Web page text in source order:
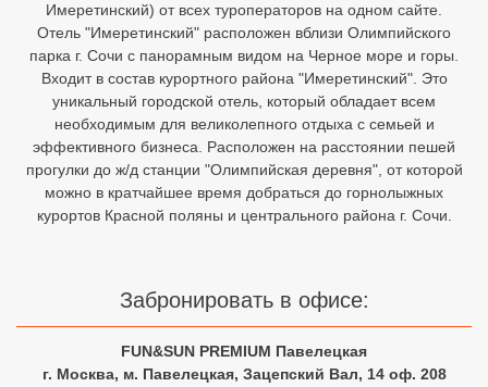
Имеретинский) от всех туроператоров на одном сайте.
Отель "Имеретинский" расположен вблизи Олимпийского
парка г. Сочи с панорамным видом на Черное море и горы.
Входит в состав курортного района "Имеретинский". Это
уникальный городской отель, который обладает всем
необходимым для великолепного отдыха с семьей и
эффективного бизнеса. Расположен на расстоянии пешей
прогулки до ж/д станции "Олимпийская деревня", от которой
можно в кратчайшее время добраться до горнолыжных
курортов Красной поляны и центрального района г. Сочи.
Забронировать в офисе:
FUN&SUN PREMIUM Павелецкая
г. Москва, м. Павелецкая, Зацепский Вал, 14 оф. 208
Вьетнам
Хайнань
Северный Гоа
Южный Гоа
Занзибар
Экскурсионные туры